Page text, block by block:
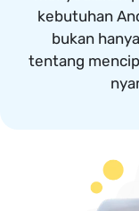
kebutuhan
bukan
tentang